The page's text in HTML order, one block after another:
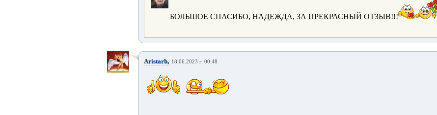
БОЛЬШОЕ СПАСИБО, НАДЕЖДА, ЗА ПРЕКРАСНЫЙ ОТЗЫВ!!!
Aristarh, 18.06.2023 г. 00:48